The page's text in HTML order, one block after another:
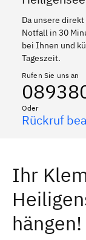
Da unsere
Notfall in 30
bei Ihnen und
Tageszeit.
Rufen Sie uns an
Oder
Rückruf
Ihr
hängen!